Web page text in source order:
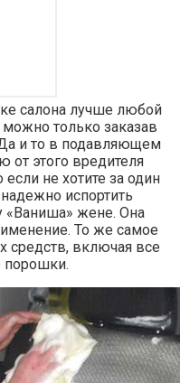
салона лучше любой
можно только заказав
и то в подавляющем
от этого вредителя
если не хотите за один
испортить
«Ваниша» жене. Она
То же самое
средств, включая все
порошки.